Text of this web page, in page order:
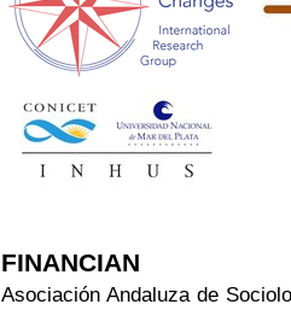
FINANCIAN
Asociación Andaluza de